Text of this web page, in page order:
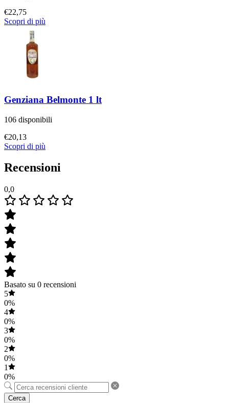
€22,75
Scopri di più
Genziana Belmonte 1 lt
106 disponibili
€20,13
Scopri di più
Recensioni
0,0
Basato su 0 recensioni
5
0%
4
0%
3
0%
2
0%
1
0%
Cerca